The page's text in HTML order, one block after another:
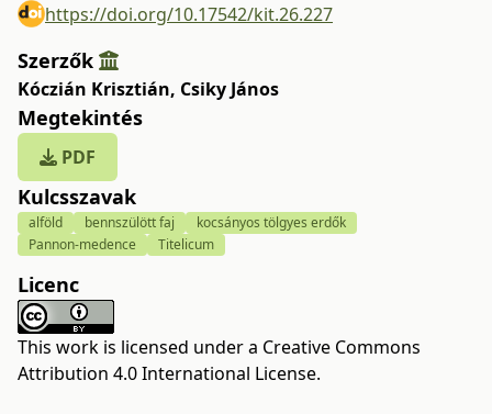
https://doi.org/10.17542/kit.26.227
Szerzők
Kóczián Krisztián, Csiky János
Megtekintés
PDF
Kulcsszavak
alföld bennszülött faj
kocsányos tölgyes erdők
Pannon-medence
Titelicum
Licenc
This work is licensed under a Creative Commons
Attribution 4.0 International License.